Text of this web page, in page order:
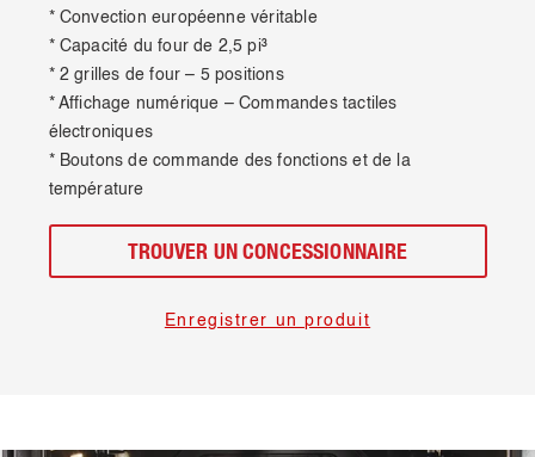
* Convection européenne véritable
* Capacité du four de 2,5 pi³
* 2 grilles de four – 5 positions
* Affichage numérique – Commandes tactiles
électroniques
* Boutons de commande des fonctions et de la
température
TROUVER UN CONCESSIONNAIRE
Enregistrer un produit